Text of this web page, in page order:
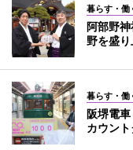
暮らす・働
阿部野
野を盛り
暮らす・働
阪堺電
カウン